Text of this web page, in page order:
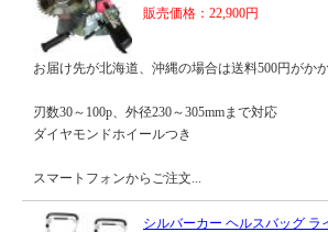
販売価格：22,900円
お届け先が北海道、沖縄の場合は送料500円がかか
刃数30～100p、外径230～305mmまで対応
ダイヤモンドホイールつき
スマートフォンからご注文...
シルバーカー ヘルスバッグ ラ